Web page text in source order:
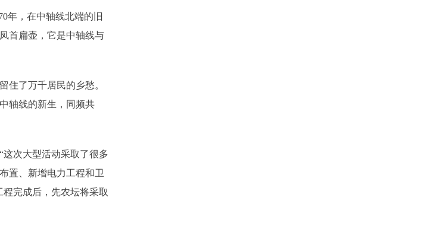
年，在中轴线北端的旧
首扁壶，它是中轴线与
了万千居民的乡愁。
轴线的新生，同频共
次大型活动采取了很多
置、新增电力工程和卫
完成后，先农坛将采取